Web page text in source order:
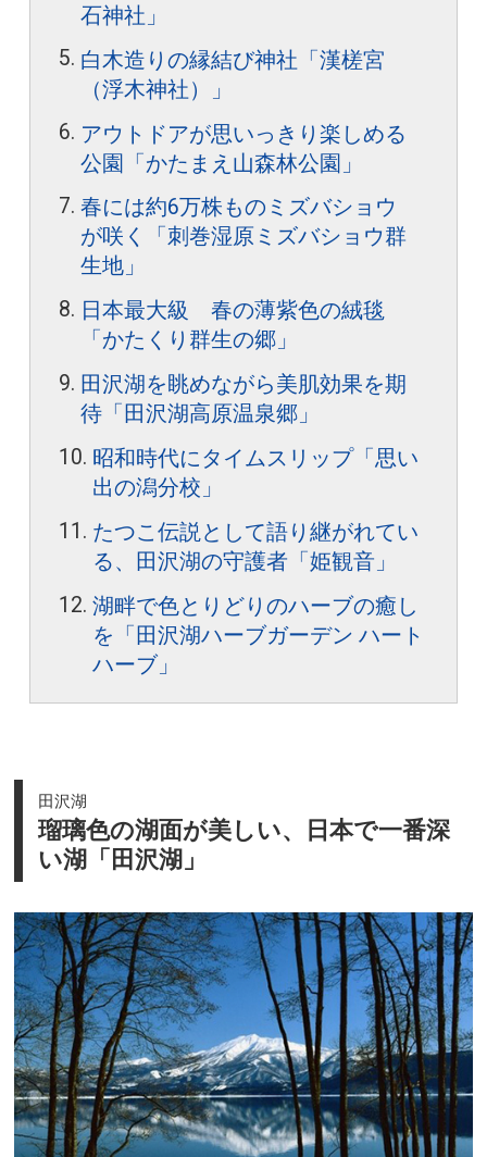
石神社」
白木造りの縁結び神社「漢槎宮
（浮木神社）」
アウトドアが思いっきり楽しめる
公園「かたまえ山森林公園」
春には約6万株ものミズバショウ
が咲く「刺巻湿原ミズバショウ群
生地」
日本最大級 春の薄紫色の絨毯
「かたくり群生の郷」
田沢湖を眺めながら美肌効果を期
待「田沢湖高原温泉郷」
昭和時代にタイムスリップ「思い
出の潟分校」
たつこ伝説として語り継がれてい
る、田沢湖の守護者「姫観音」
湖畔で色とりどりのハーブの癒し
を「田沢湖ハーブガーデン ハート
ハーブ」
田沢湖
瑠璃色の湖面が美しい、日本で一番深
い湖「田沢湖」